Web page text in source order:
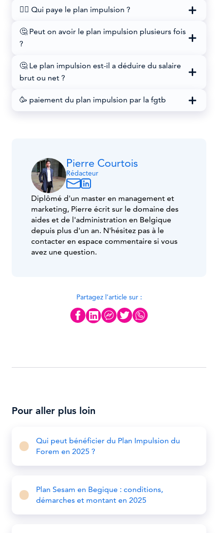
🤷‍♀️ Qui paye le plan impulsion ?
🤔 Peut on avoir le plan impulsion plusieurs fois
?
🤔 Le plan impulsion est-il a déduire du salaire
brut ou net ?
🥳 paiement du plan impulsion par la fgtb
Pierre Courtois
Rédacteur
Diplômé d'un master en management et
marketing, Pierre écrit sur le domaine des
aides et de l'administration en Belgique
depuis plus d'un an. N'hésitez pas à le
contacter en espace commentaire si vous
avez une question.
Partagez l’article sur :
Pour aller plus loin
Qui peut bénéficier du Plan Impulsion du
Forem en 2025 ?
Plan Sesam en Begique : conditions,
démarches et montant en 2025